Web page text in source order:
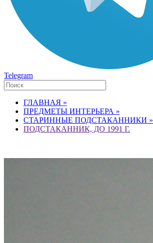
Telegram
ГЛАВНАЯ »
ПРЕДМЕТЫ ИНТЕРЬЕРА »
СТАРИННЫЕ ПОДСТАКАННИКИ »
ПОДСТАКАННИК, ДО 1991 Г.